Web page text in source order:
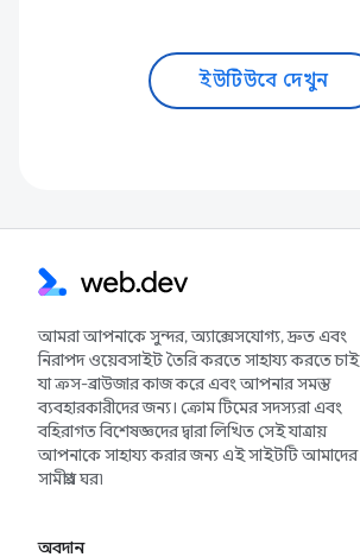
ইউটিউবে দেখুন
আমরা আপনাকে সুন্দর, অ্যাক্সেসযোগ্য, দ্রুত এবং
নিরাপদ ওয়েবসাইট তৈরি করতে সাহায্য করতে চাই
যা ক্রস-ব্রাউজার কাজ করে এবং আপনার সমস্ত
ব্যবহারকারীদের জন্য। ক্রোম টিমের সদস্যরা এবং
বহিরাগত বিশেষজ্ঞদের দ্বারা লিখিত সেই যাত্রায়
আপনাকে সাহায্য করার জন্য এই সাইটটি আমাদের
সামগ্রীর ঘর৷
অবদান